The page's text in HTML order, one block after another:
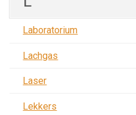
Laboratorium
Lachgas
Laser
Lekkers